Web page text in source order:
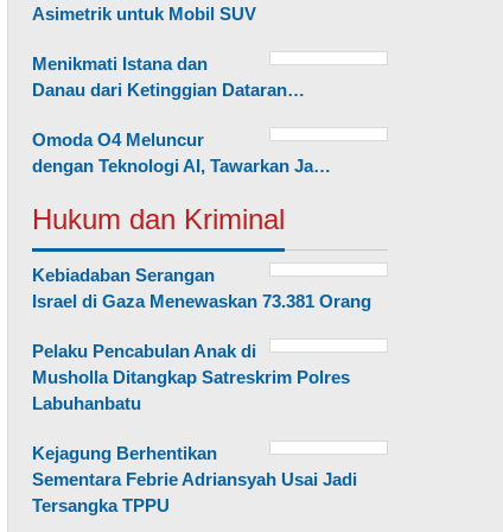
Asimetrik untuk Mobil SUV
Menikmati Istana dan
Danau dari Ketinggian Dataran…
Omoda O4 Meluncur
dengan Teknologi AI, Tawarkan Ja…
Hukum dan Kriminal
Kebiadaban Serangan
Israel di Gaza Menewaskan 73.381 Orang
Pelaku Pencabulan Anak di
Musholla Ditangkap Satreskrim Polres
Labuhanbatu
Kejagung Berhentikan
Sementara Febrie Adriansyah Usai Jadi
Tersangka TPPU